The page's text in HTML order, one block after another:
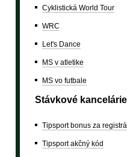
Cyklistická World Tour
WRC
Let's Dance
MS v atletike
MS vo futbale
Stávkové
Tipsport bonus za
Tipsport akčný kód